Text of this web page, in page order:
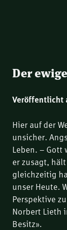
Der
Veröffentlicht
Hier auf der
unsicher.
Leben. – Gott
er zusagt,
gleichzeitig
unser Heute.
Perspektive
Norbert Lieth
Besitz».